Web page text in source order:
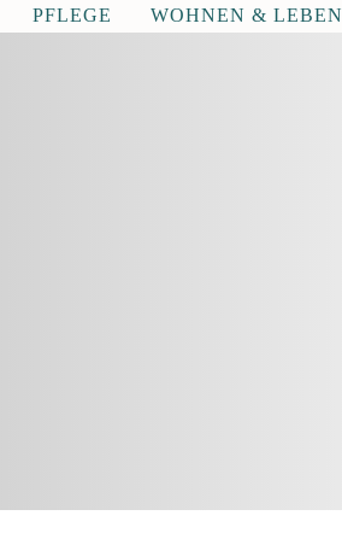
PFLEGE WOHNEN & LEBEN